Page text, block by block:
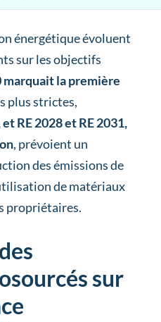
énergétique évoluent
sur les objectifs
marquait la première
plus strictes,
et RE 2028 et RE 2031,
, prévoient un
des émissions de
de matériaux
propriétaires.
sur